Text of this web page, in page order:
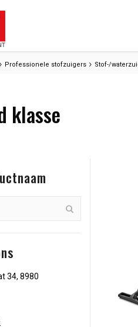
Professionele stofzuigers Stof-/
klasse
34, 8980